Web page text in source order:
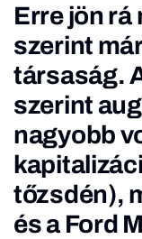
Erre jön rá
szerint
társaság.
szerint
nagyobb
tőzsdén),
és a Ford